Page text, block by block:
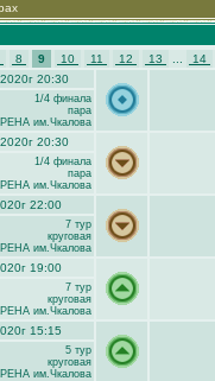
8 9 10 11 12 13 14
20:30
1/4 финала
пара
им.Чкалова
20:30
1/4 финала
пара
им.Чкалова
22:00
7 тур
круговая
им.Чкалова
19:00
7 тур
круговая
им.Чкалова
15:15
5 тур
круговая
им.Чкалова